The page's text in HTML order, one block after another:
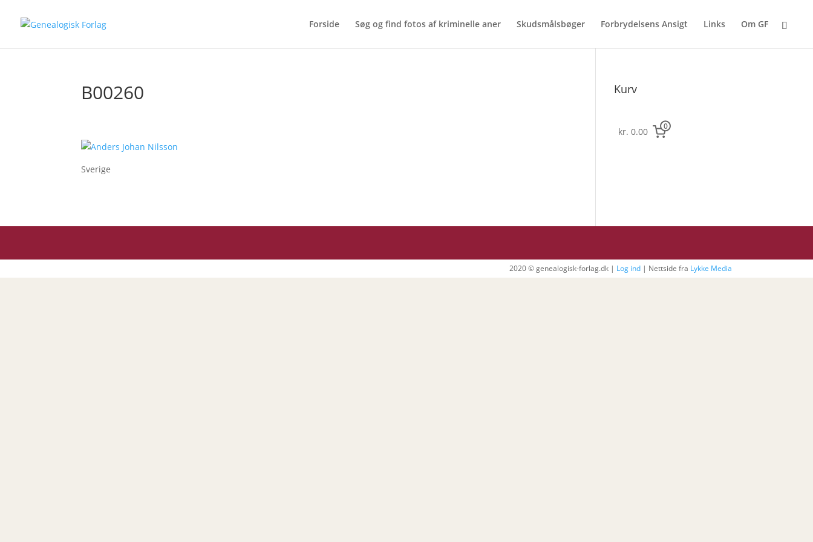
Forside Søg og find fotos af kriminelle aner Skudsmålsbøger Forbrydelsens Ansigt Links Om GF
B00260
Sverige
Kurv
kr. 0.00 0
2020 © genealogisk-forlag.dk | Log ind| Nettside fra Lykke Media